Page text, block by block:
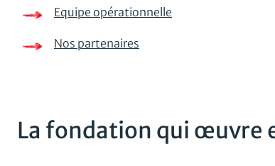
Equipe opérationnelle
Nos partenaires
La fondation qui œuvre